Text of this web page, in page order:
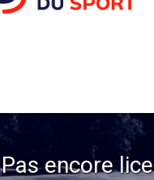
Pas encore